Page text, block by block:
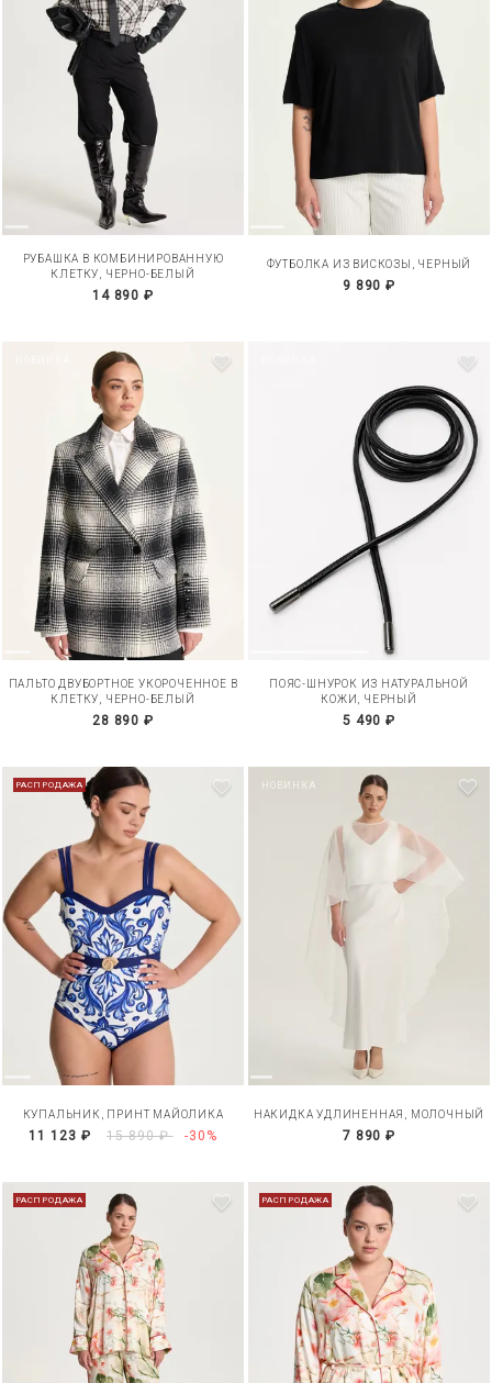
РУБАШКА В КОМБИНИРОВАННУЮ
КЛЕТКУ, ЧЕРНО-БЕЛЫЙ
14 890 ₽
ФУТБОЛКА ИЗ ВИСКОЗЫ, ЧЕРНЫЙ
9 890 ₽
ПАЛЬТО ДВУБОРТНОЕ УКОРОЧЕННОЕ В
КЛЕТКУ, ЧЕРНО-БЕЛЫЙ
28 890 ₽
ПОЯС-ШНУРОК ИЗ НАТУРАЛЬНОЙ
КОЖИ, ЧЕРНЫЙ
5 490 ₽
РАСПРОДАЖА
КУПАЛЬНИК, ПРИНТ МАЙОЛИКА
11 123 ₽ 15 890 ₽ -30%
НОВИНКА
НАКИДКА УДЛИНЕННАЯ, МОЛОЧНЫЙ
7 890 ₽
РАСПРОДАЖА РАСПРОДАЖА